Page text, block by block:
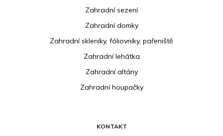
Zahradní sezení
Zahradní domky
Zahradní skleníky, fóliovníky, pařeniště
Zahradní lehátka
Zahradní altány
Zahradní houpačky
KONTAKT